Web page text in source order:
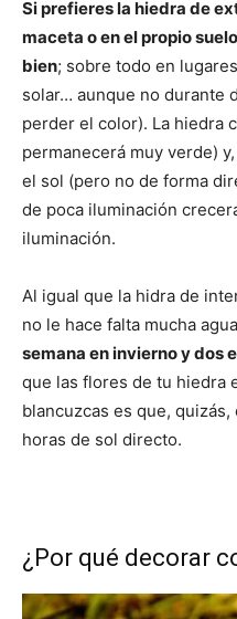
Si prefieres la hiedra de
maceta o en el propio
bien; sobre todo en
solar… aunque no durante
perder el color). La hiedra
permanecerá muy verde)
el sol (pero no de forma
de poca iluminación
iluminación.
Al igual que la hidra de
no le hace falta mucha
semana en invierno y dos
que las flores de tu hiedra
blancuzcas es que,
horas de sol directo.
¿Por qué decorar